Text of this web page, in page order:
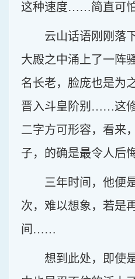
这种速度……简直可怕
云山话语刚刚落
大殿之中涌上了一阵
名长老，脸庞也是为
晋入斗皇阶别……这
二字方可形容，看来
子，的确是最令人后
三年时间，他便
次，难以想象，若是
间……
想到此处，即使